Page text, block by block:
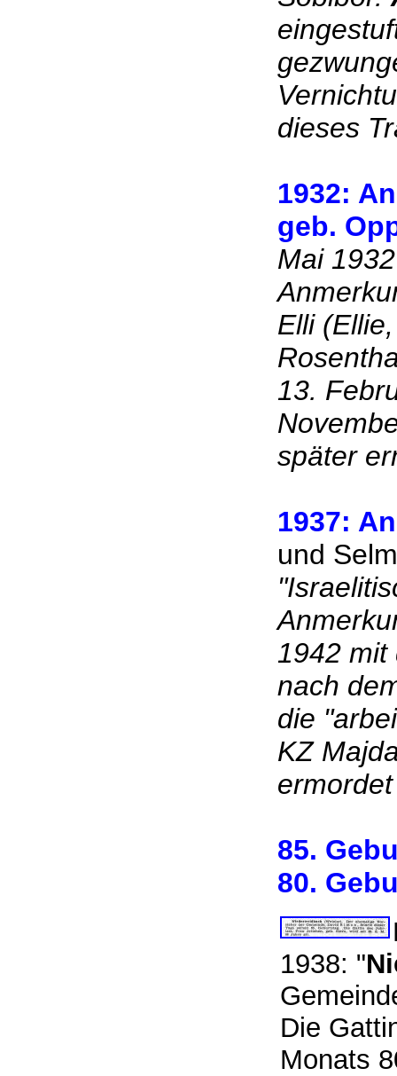
dieses
1932:
geb.
Mai
Elli
13.
später
1937:
und
1942 mit
nach
die
KZ
85.
80.
1938: "
Die
Monats